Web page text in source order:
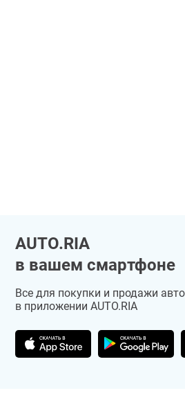
AUTO.RIA
в вашем смартфоне
Все для покупки и продажи авто
в приложении AUTO.RIA